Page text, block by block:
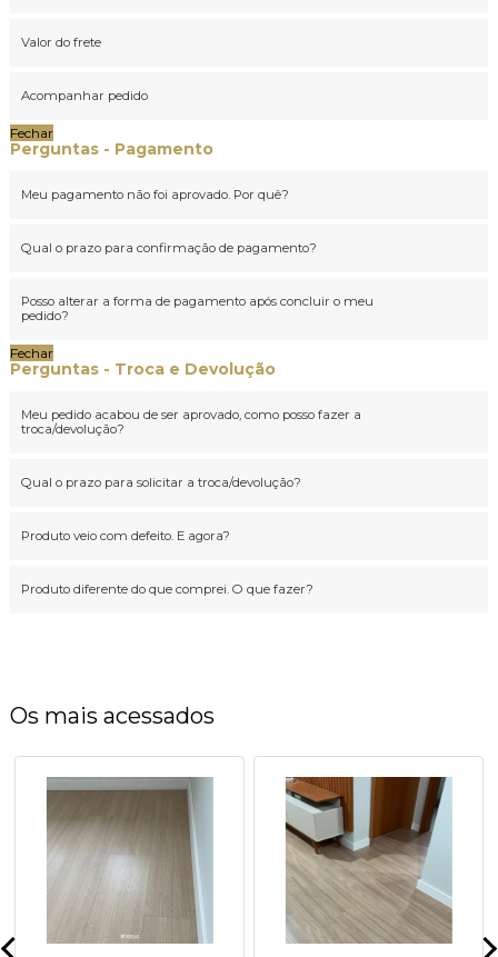
Valor do frete
Acompanhar pedido
Fechar
Perguntas - Pagamento
Meu pagamento não foi aprovado. Por quê?
Qual o prazo para confirmação de pagamento?
Posso alterar a forma de pagamento após concluir o meu
pedido?
Fechar
Perguntas - Troca e Devolução
Meu pedido acabou de ser aprovado, como posso fazer a
troca/devolução?
Qual o prazo para solicitar a troca/devolução?
Produto veio com defeito. E agora?
Produto diferente do que comprei. O que fazer?
Os mais acessados